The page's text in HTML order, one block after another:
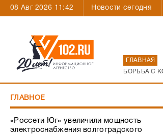
08 Авг 2026 11:42 Новости сегодня
ГЛАВНАЯ
БОРЬБА С
ГЛАВНОЕ
«Россети Юг» увеличили мощность
электроснабжения волгоградского